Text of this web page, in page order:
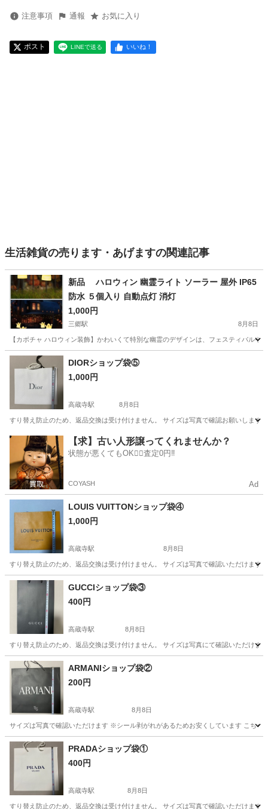
注意事項 通報 お気に入り
ポスト LINEで送る いいね！
生活雑貨の売ります・あげますの関連記事
新品 ハロウィン 幽霊ライト ソーラー 屋外 IP65
防水 ５個入り 自動点灯 消灯
1,000円
三郷駅 8月8日
【カボチャ ハロウィン装飾】かわいくて特別な幽霊のデザインは、フェスティバル
愛知 瀬戸市 その他
DIORショップ袋⑤
1,000円
高蔵寺駅 8月8日
すり替え防止のため、返品交換は受け付けません。 サイズは写真で確認お願いしま
愛知 春日井市 高蔵寺駅 ラッピング用品 DIOR
【求】古い人形譲ってくれませんか？
状態が悪くてもOK🙆‍♀️査定0円‼️
COYASH Ad
LOUIS VUITTONショップ袋④
1,000円
高蔵寺駅 8月8日
すり替え防止のため、返品交換は受け付けません。 サイズは写真で確認いただけま
愛知 春日井市 ラッピング用品
GUCCIショップ袋③
400円
高蔵寺駅 8月8日
すり替え防止のため、返品交換は受け付けません。 サイズは写真にて確認いただけ
愛知 春日井市 ラッピング用品
ARMANIショップ袋②
200円
高蔵寺駅 8月8日
サイズは写真で確認いただけます ※シール剥がれがあるためお安くしています こち
愛知 春日井市 ラッピング用品
PRADAショップ袋①
400円
高蔵寺駅 8月8日
すり替え防止のため、返品交換は受け付けません。 サイズは写真で確認いただけま